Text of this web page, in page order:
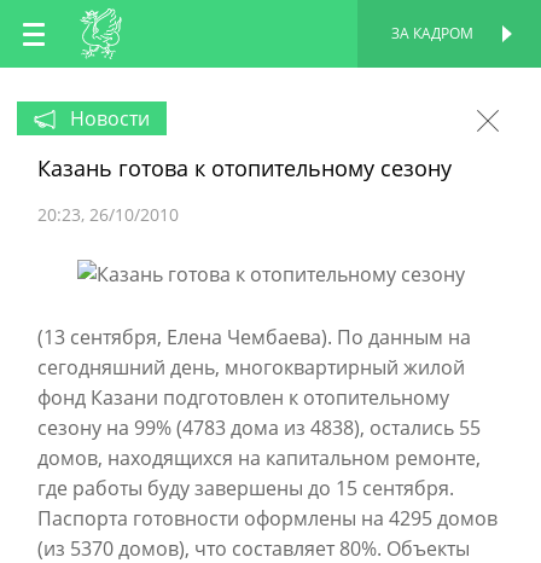
RU
EN
ЗА КАДРОМ
Новости
Казань готова к отопительному сезону
20:23 26/10/2010
(13 сентября, Елена Чембаева). По данным на
сегодняшний день, многоквартирный жилой
фонд Казани подготовлен к отопительному
сезону на 99% (4783 дома из 4838), остались 55
домов, находящихся на капитальном ремонте,
где работы буду завершены до 15 сентября.
Паспорта готовности оформлены на 4295 домов
(из 5370 домов), что составляет 80%. Объекты
ПЕРСОНАЛЬНАЯ